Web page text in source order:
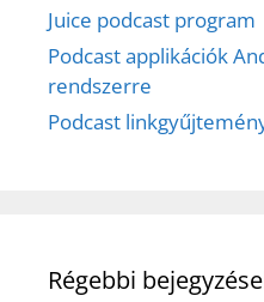
Juice podcast program
Podcast applikációk
rendszerre
Podcast
Régebbi